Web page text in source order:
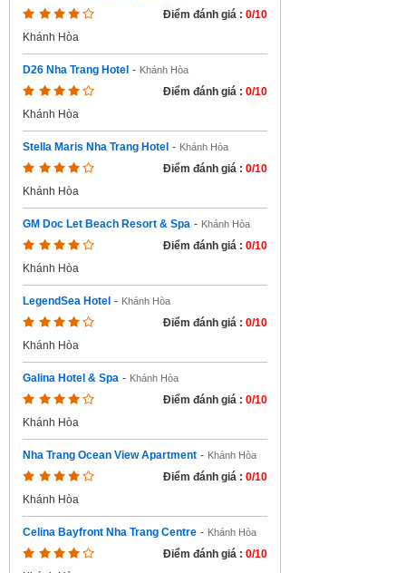
Điểm đánh giá : 0/10
Khánh Hòa
D26 Nha Trang Hotel - Khánh Hòa
Điểm đánh giá : 0/10
Khánh Hòa
Stella Maris Nha Trang Hotel - Khánh Hòa
Điểm đánh giá : 0/10
Khánh Hòa
GM Doc Let Beach Resort & Spa - Khánh Hòa
Điểm đánh giá : 0/10
Khánh Hòa
LegendSea Hotel - Khánh Hòa
Điểm đánh giá : 0/10
Khánh Hòa
Galina Hotel & Spa - Khánh Hòa
Điểm đánh giá : 0/10
Khánh Hòa
Nha Trang Ocean View Apartment - Khánh Hòa
Điểm đánh giá : 0/10
Khánh Hòa
Celina Bayfront Nha Trang Centre - Khánh Hòa
Điểm đánh giá : 0/10